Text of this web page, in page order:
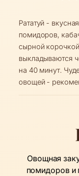
Рататуй -
помидоров,
сырной
выкладываются
на 40 минут.
овощей -
Овощная
помидоров и